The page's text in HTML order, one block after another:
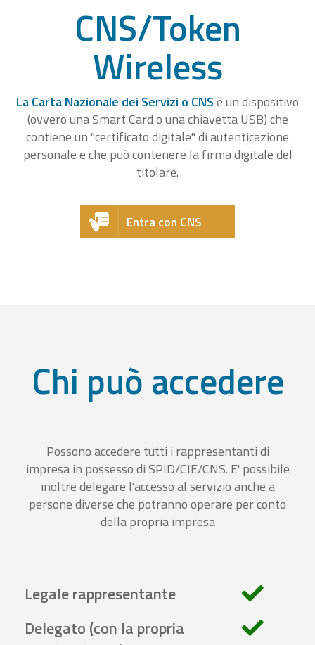
CNS/Token
Wireless
La Carta Nazionale dei Servizi o CNSè un dispositivo
(ovvero una Smart Card o una chiavetta USB) che
contiene un "certificato digitale" di autenticazione
personale e che può contenere la firma digitale del
titolare.
Entra con CNS
Chi può accedere
Possono accedere tutti i rappresentanti di
impresa in possesso di SPID/CIE/CNS. E' possibile
inoltre delegare l'accesso al servizio anche a
persone diverse che potranno operare per conto
della propria impresa
Legale rappresentante
Delegato (con la propria